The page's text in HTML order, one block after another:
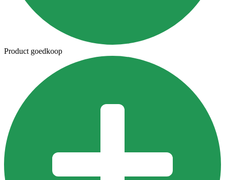
Product goedkoop